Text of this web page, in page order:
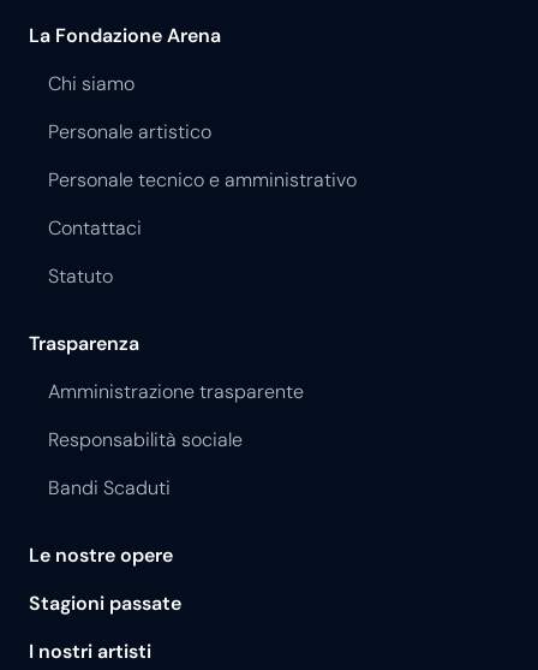
La Fondazione Arena
Chi siamo
Personale artistico
Personale tecnico e amministrativo
Contattaci
Statuto
Trasparenza
Amministrazione trasparente
Responsabilità sociale
Bandi Scaduti
Le nostre opere
Stagioni passate
I nostri artisti